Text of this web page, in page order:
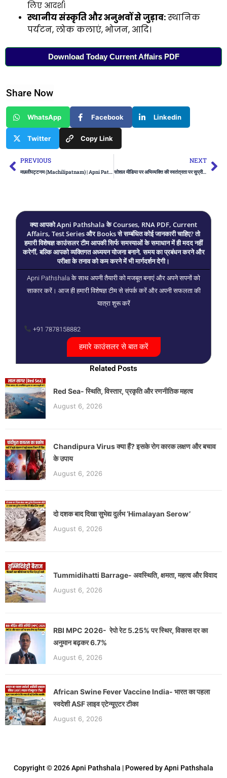
लिए आदर्श।
स्थानीय संस्कृति और अनुभवों से जुड़ाव:स्थानिक
पर्यटन, लोक कलाएं, भोजन, आदि।
Download Today Current Affairs PDF
Share Now
WhatsApp Facebook Linkedin
Twitter Copy Link
Prev
PREVIOUS
मछलीपट्टनम (Machilipatnam) | Apni Pathshala
NEXT
सोशल मीडिया पर अभिव्यक्ति की स्वतंत्रता पर सुप्रीम कोर्ट का फैसला (Supreme Court on Free Speech on Social Media) | UPSC
क्या आपको Apni Pathshala के Courses, RNA PDF, Current
Affairs, Test Series और Books से सम्बंधित कोई जानकारी चाहिए? तो
हमारी विशेषज्ञ काउंसलर टीम आपकी सिर्फ समस्याओं के समाधान में ही मदद नहीं
करेगीं, बल्कि आपको व्यक्तिगत अध्ययन योजना बनाने, समय का प्रबंधन करने और
परीक्षा के तनाव को कम करने में भी मार्गदर्शन देगी।
Apni Pathshala के साथ अपनी तैयारी को मजबूत बनाएं और अपने सपनों को
साकार करें। आज ही हमारी विशेषज्ञ टीम से संपर्क करें और अपनी सफलता की
यात्रा शुरू करें
+91 7878158882
हमारे काउंसलर से बात करें
Related Posts
Red Sea- स्थिति, विस्तार, प्रकृति और रणनीतिक महत्व
August 6, 2026
Chandipura Virus क्या हैं? इसके रोग कारक लक्षण और बचाव
के उपाय
August 6, 2026
दो दशक बाद दिखा सुभेद्य दुर्लभ ‘Himalayan Serow’
August 6, 2026
Tummidihatti Barrage- अवस्थिति, क्षमता, महत्व और विवाद
August 6, 2026
RBI MPC 2026- रेपो रेट 5.25% पर स्थिर, विकास दर का
अनुमान बढ़कर 6.7%
August 6, 2026
African Swine Fever Vaccine India- भारत का पहला
स्वदेशी ASF लाइव एटेन्यूएटर टीका
August 6, 2026
Copyright © 2026 Apni Pathshala | Powered by Apni Pathshala